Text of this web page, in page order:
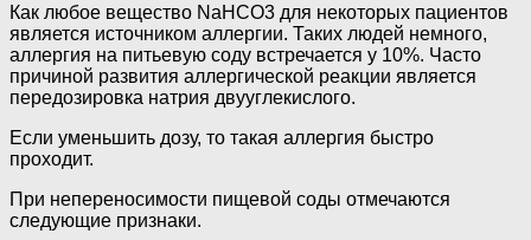
Как любое вещество NaHCO3 для некоторых пациентов
является источником аллергии. Таких людей немного,
аллергия на питьевую соду встречается у 10%. Часто
причиной развития аллергической реакции является
передозировка натрия двууглекислого.
Если уменьшить дозу, то такая аллергия быстро
проходит.
При непереносимости пищевой соды отмечаются
следующие признаки.